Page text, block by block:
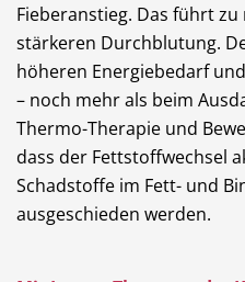
Fieberanstieg. Das führt
stärkeren Durchblutung.
höheren Energiebedarf
– noch mehr als beim
Thermo-Therapie und
dass der Fettstoffwechsel
Schadstoffe im Fett- und
ausgeschieden werden.